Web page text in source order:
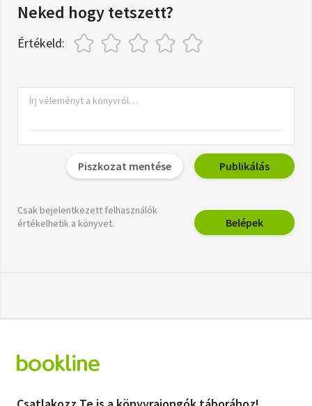
Neked hogy tetszett?
Értékeld:
Piszkozat mentése Publikálás
Csak bejelentkezett felhasználók
értékelhetik a könyvet.
Belépek